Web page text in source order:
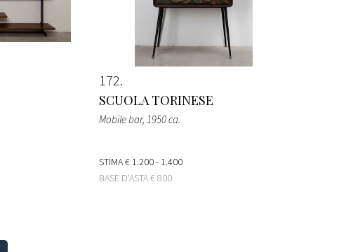
172
SCUOLA TORINESE
Mobile bar, 1950 ca.
STIMA€ 1.200 - 1.400
BASE D'ASTA€ 800